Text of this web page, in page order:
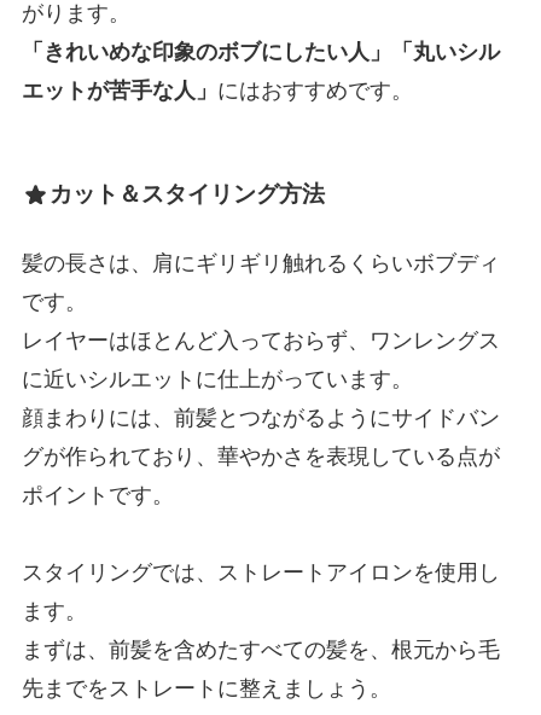
がります。
「きれいめな印象のボブにしたい人」「丸いシル
エットが苦手な人」 にはおすすめです。
カット＆スタイリング方法
髪の長さは、肩にギリギリ触れるくらいボブディ
です。
レイヤーはほとんど入っておらず、ワンレングス
に近いシルエットに仕上がっています。
顔まわりには、前髪とつながるようにサイドバン
グが作られており、華やかさを表現している点が
ポイントです。
スタイリングでは、ストレートアイロンを使用し
ます。
まずは、前髪を含めたすべての髪を、根元から毛
先までをストレートに整えましょう。